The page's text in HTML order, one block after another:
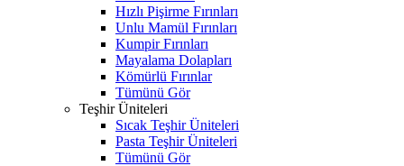
Hızlı Pişirme Fırınları
Unlu Mamül Fırınları
Kumpir Fırınları
Mayalama Dolapları
Kömürlü Fırınlar
Tümünü Gör
Teşhir Üniteleri
Sıcak Teşhir Üniteleri
Pasta Teşhir Üniteleri
Tümünü Gör